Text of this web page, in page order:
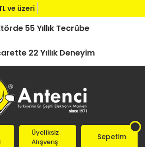
ve üzeri ka
55 Yıllık Tecrübe
22 Yıllık Deneyim
Üyeliksiz
Alışveriş
Sepetim